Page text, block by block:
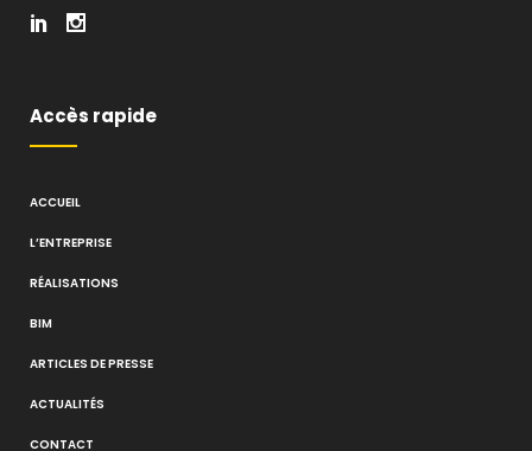
Accès rapide
ACCUEIL
L’ENTREPRISE
RÉALISATIONS
BIM
ARTICLES DE PRESSE
ACTUALITÉS
CONTACT